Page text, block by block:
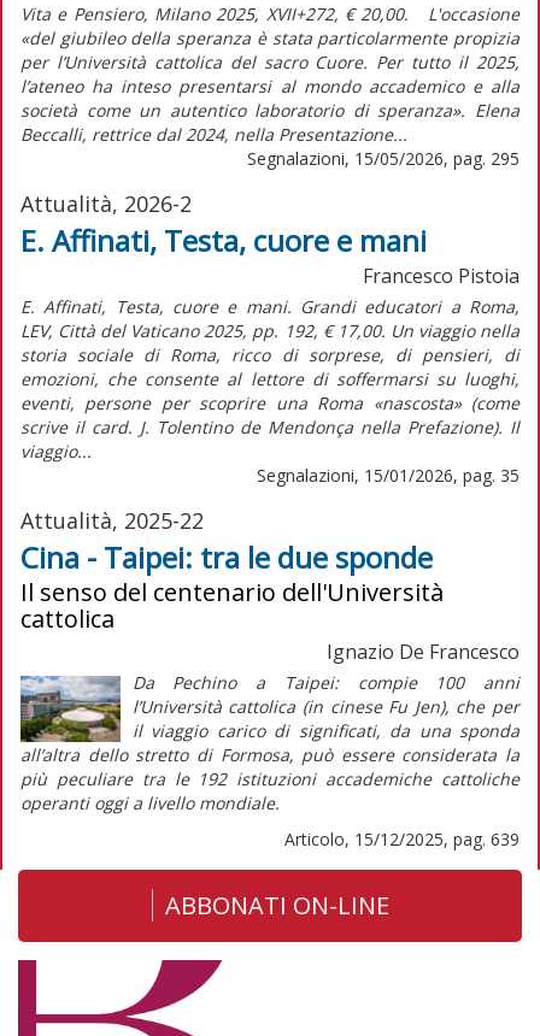
Vita e Pensiero, Milano 2025, XVII+272, € 20,00. L'occasione
«del giubileo della speranza è stata particolarmente propizia
per l’Università cattolica del sacro Cuore. Per tutto il 2025,
l’ateneo ha inteso presentarsi al mondo accademico e alla
società come un autentico laboratorio di speranza». Elena
Beccalli, rettrice dal 2024, nella Presentazione...
Segnalazioni, 15/05/2026, pag. 295
Attualità, 2026-2
E. Affinati, Testa, cuore e mani
Francesco Pistoia
E. Affinati, Testa, cuore e mani. Grandi educatori a Roma,
LEV, Città del Vaticano 2025, pp. 192, € 17,00. Un viaggio nella
storia sociale di Roma, ricco di sorprese, di pensieri, di
emozioni, che consente al lettore di soffermarsi su luoghi,
eventi, persone per scoprire una Roma «nascosta» (come
scrive il card. J. Tolentino de Mendonça nella Prefazione). Il
viaggio...
Segnalazioni, 15/01/2026, pag. 35
Attualità, 2025-22
Cina - Taipei: tra le due sponde
Il senso del centenario dell'Università
cattolica
Ignazio De Francesco
Da Pechino a Taipei: compie 100 anni
l’Università cattolica (in cinese Fu Jen), che per
il viaggiocarico di significati, da una sponda
all’altra dello stretto di Formosa, può essere considerata la
più peculiare tra le 192 istituzioni accademiche cattoliche
operanti oggi a livello mondiale.
Articolo, 15/12/2025, pag. 639
ABBONATI ON-LINE